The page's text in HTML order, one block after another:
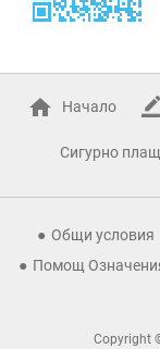
Начало
Сигурно
Общи условия
Помощ
Copyright